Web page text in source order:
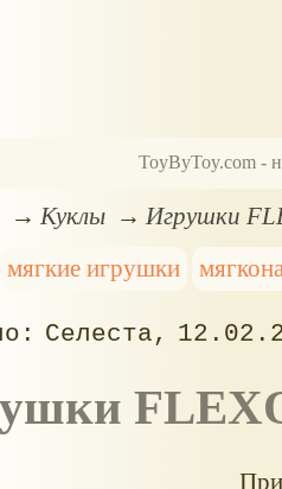
ToyByToy.com -
Куклы
Игрушки
мягкие игрушки
Селеста